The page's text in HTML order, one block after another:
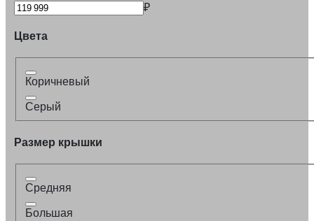
₽
Цвета
Коричневый
Серый
Размер крышки
Средняя
Большая